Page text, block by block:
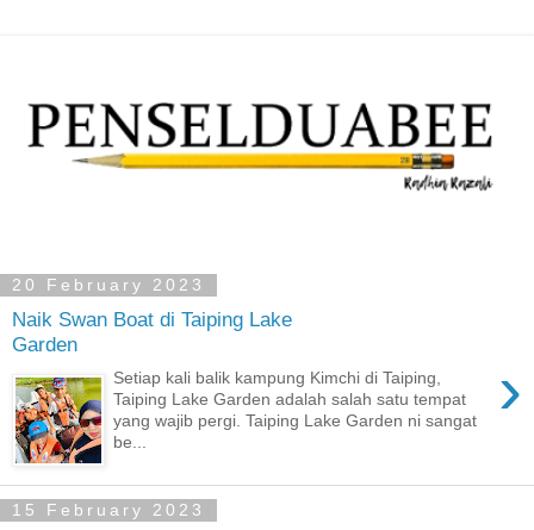
20 February 2023
Naik Swan Boat di Taiping Lake
Garden
›
Setiap kali balik kampung Kimchi di Taiping,
Taiping Lake Garden adalah salah satu tempat
yang wajib pergi. Taiping Lake Garden ni sangat
be...
15 February 2023